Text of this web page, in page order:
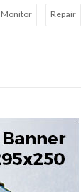
Monitor Repair